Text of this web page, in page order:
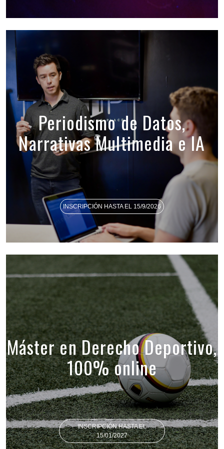
Periodismo de Datos,
Narrativas Multimedia e IA
INSCRIPCIÓN HASTA EL 15/9/2026
Máster en Derecho Deportivo,
100% online
INSCRIPCIÓN HASTA EL
15/01/2027